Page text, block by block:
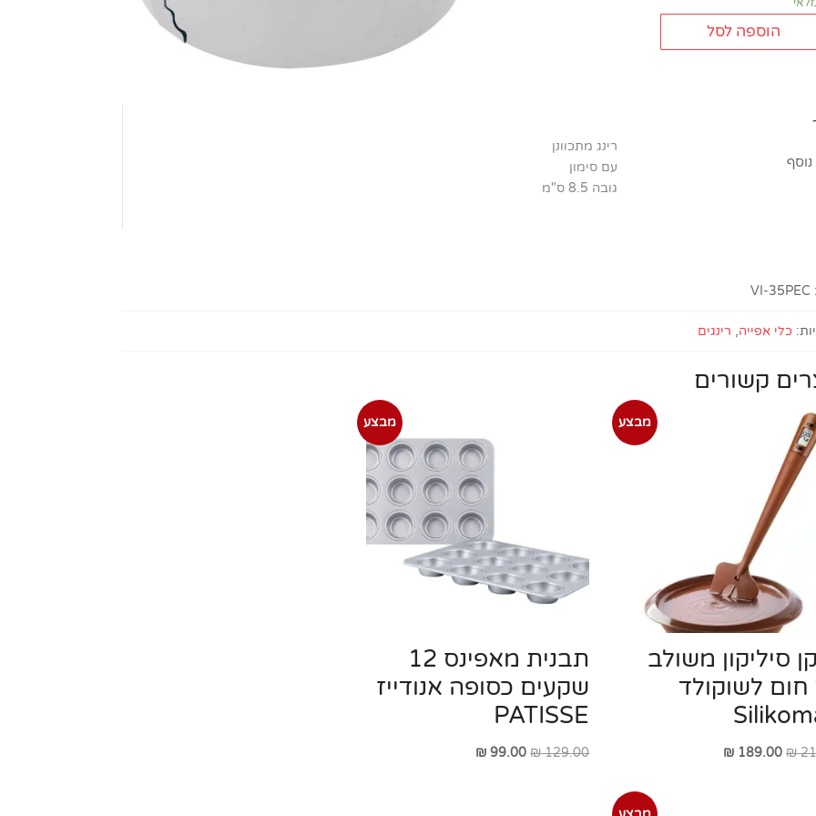
הוספה לסל
רינג מתכוונן
עם סימון
גובה 8.5 ס"מ
VI-35PEC
כלי אפייה, רינגים
קשורים
מבצע
סיליקון משולב
לשוקולד
₪ המחיר
₪189.00
מבצע
תבנית מאפינס 12
שקעים כסופה אנודייז
PATISSE
₪129.00
המחיר ₪ 99.00
המחיר